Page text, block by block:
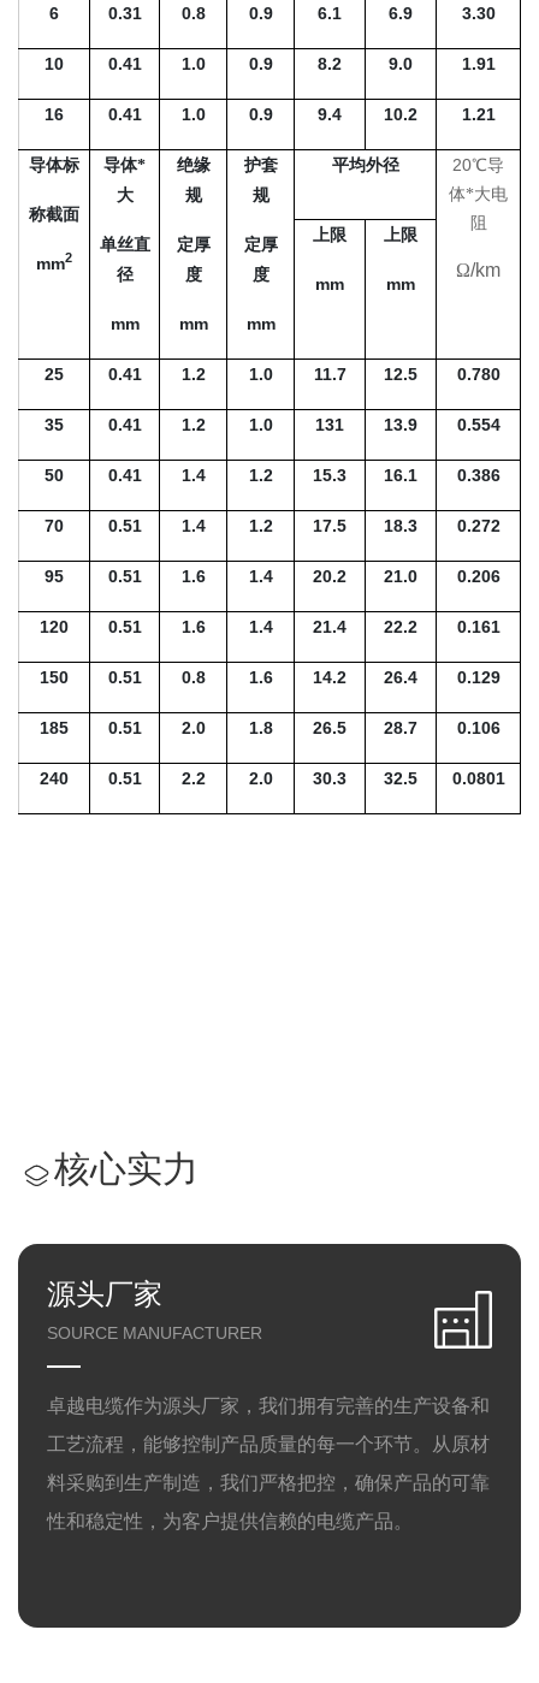
6 0.31 0.8 0.9 6.1 6.9 3.30
10 0.41 1.0 0.9 8.2 9.0 1.91
16 0.41 1.0 0.9 9.4 10.2 1.21
导体标
称截面
mm2
导体*
大
单丝直
径
mm
绝缘
规
定厚
度
mm
护套
规
定厚
度
mm
平均外径 20℃导
体*大电
阻
Ω/km
上限
mm
上限
mm
25 0.41 1.2 1.0 11.7 12.5 0.780
35 0.41 1.2 1.0 131 13.9 0.554
50 0.41 1.4 1.2 15.3 16.1 0.386
70 0.51 1.4 1.2 17.5 18.3 0.272
95 0.51 1.6 1.4 20.2 21.0 0.206
120 0.51 1.6 1.4 21.4 22.2 0.161
150 0.51 0.8 1.6 14.2 26.4 0.129
185 0.51 2.0 1.8 26.5 28.7 0.106
240 0.51 2.2 2.0 30.3 32.5 0.0801
核心实力
源头厂家
SOURCE MANUFACTURER
卓越电缆作为源头厂家，我们拥有完善的生产设备和
工艺流程，能够控制产品质量的每一个环节。从原材
料采购到生产制造，我们严格把控，确保产品的可靠
性和稳定性，为客户提供信赖的电缆产品。